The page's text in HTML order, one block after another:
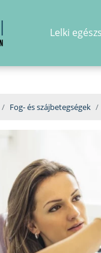
Lelki
Fog- és szájbetegségek